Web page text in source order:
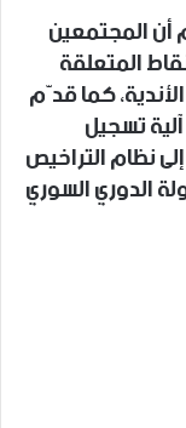
أن المجتمعين
المتعلقة
كما قدّم
تسجيل
نظام التراخيص
الدوري السوري